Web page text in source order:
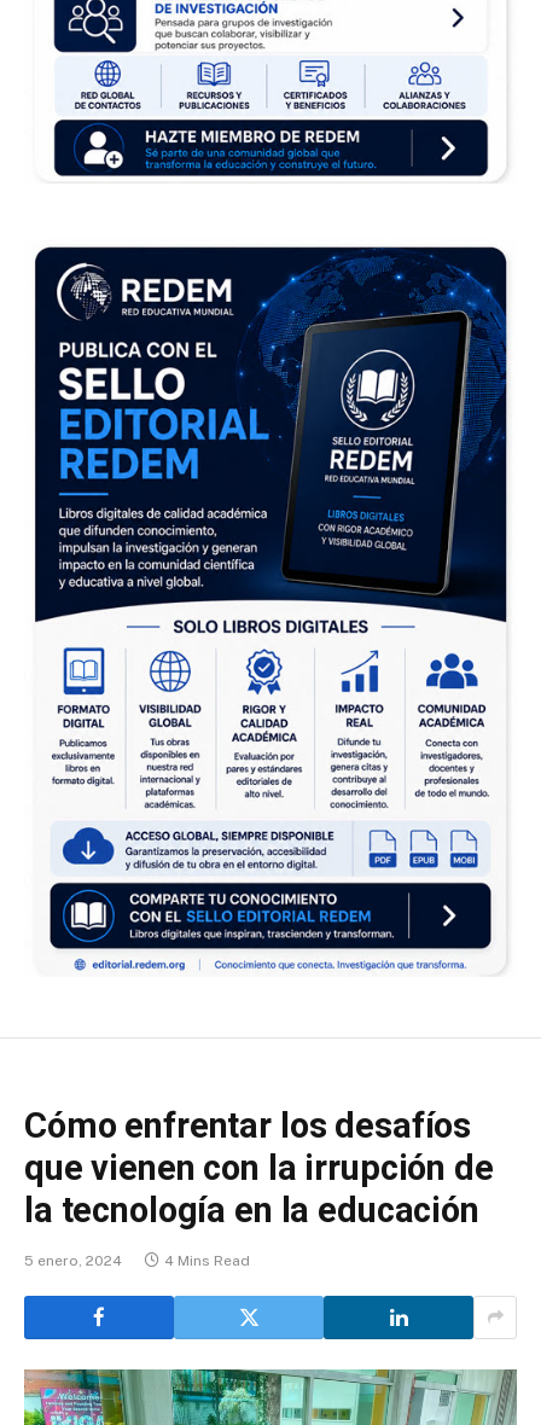
Cómo enfrentar los desafíos
que vienen con la irrupción de
la tecnología en la educación
5 enero, 2024 4 Mins Read